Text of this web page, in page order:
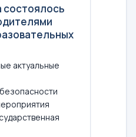
состоялось
актуальные